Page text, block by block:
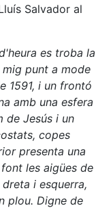
Salvador al
es troba la
punt a mode
1591, i un frontó
amb una esfera
de Jesús i un
copes
presenta una
les aigües de
i esquerra,
plou. Digne de